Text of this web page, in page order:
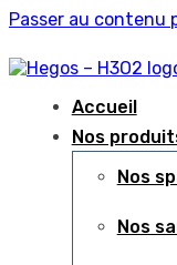
Passer au contenu
Accueil
Nos
Nos
Nos